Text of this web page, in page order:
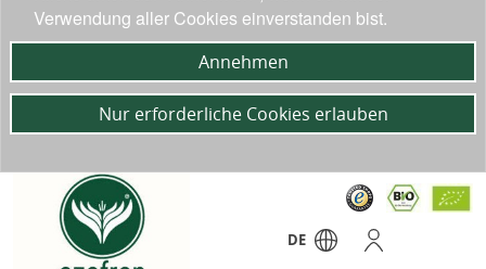
DE
Verwendung aller Cookies einverstanden bist.
Annehmen
Nur erforderliche Cookies erlauben